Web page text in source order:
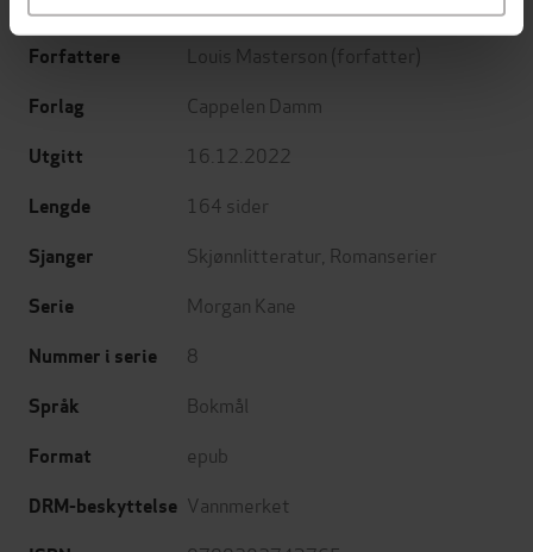
Forfattere Louis Masterson (forfatter)
Forlag Cappelen Damm
Utgitt 16.12.2022
Lengde 164 sider
Sjanger Skjønnlitteratur Romanserier
Serie Morgan Kane
Nummer i serie 8
Språk Bokmål
Format epub
DRM-beskyttelse Vannmerket